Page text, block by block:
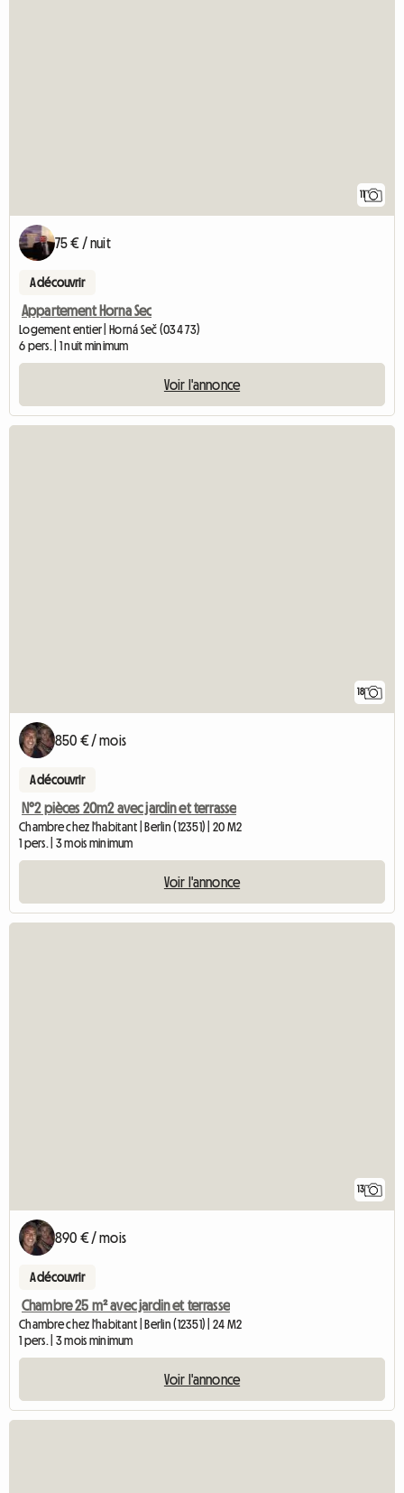
11
75 € / nuit
A découvrir
Appartement Horna Sec
Logement entier | Horná Seč (034 73)
6 pers. | 1 nuit minimum
Voir l'annonce
18
850 € / mois
A découvrir
N°2 pièces 20m2 avec jardin et terrasse
Chambre chez l'habitant | Berlin (12351) | 20 M2
1 pers. | 3 mois minimum
Voir l'annonce
13
890 € / mois
A découvrir
Chambre 25 m² avec jardin et terrasse
Chambre chez l'habitant | Berlin (12351) | 24 M2
1 pers. | 3 mois minimum
Voir l'annonce